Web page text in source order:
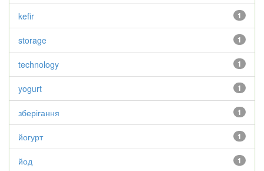
1
kefir
1
storage
1
technology
1
yogurt
1
зберігання
1
йогурт
1
йод